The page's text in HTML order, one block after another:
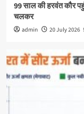
99 साल की हरवंत कौर
चलकर
admin 20 July 2026